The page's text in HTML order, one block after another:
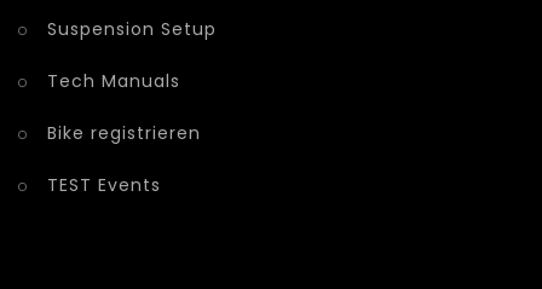
Suspension Setup
Tech Manuals
Bike registrieren
TEST Events